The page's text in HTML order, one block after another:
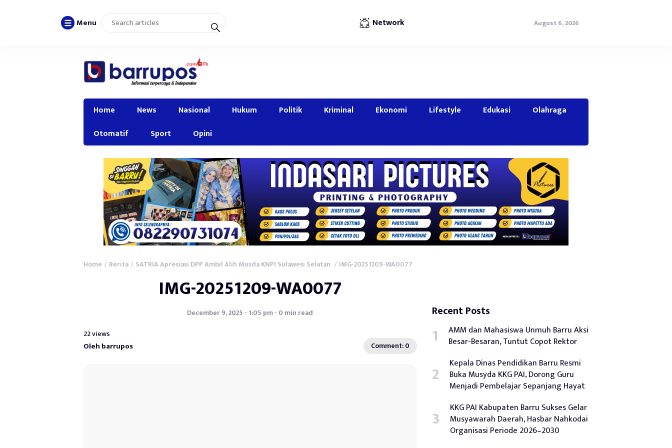
Menu Network August 6, 2026
Home News Nasional Hukum Politik Kriminal Ekonomi Lifestyle Edukasi
Olahraga
Otomatif
Sport Opini
Home / Berita / SATRIA Apresiasi DPP Ambil Alih Musda KNPI Sulawesi Selatan / IMG-20251209-WA0077
IMG-20251209-WA0077
December 9, 2025 - 1:05 pm - 0 min read
22 views
Oleh barrupos Comment: 0
Recent Posts
AMM dan Mahasiswa Unmuh Barru Aksi
Besar-Besaran, Tuntut Copot Rektor
Kepala Dinas Pendidikan Barru Resmi
Buka Musyda KKG PAI, Dorong Guru
Menjadi Pembelajar Sepanjang Hayat
KKG PAI Kabupaten Barru Sukses Gelar
Musyawarah Daerah, Hasbar Nahkodai
Organisasi Periode 2026–2030